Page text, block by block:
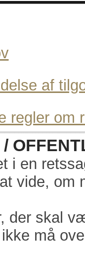
af
regler om
/
i en
vide, om
der skal
må